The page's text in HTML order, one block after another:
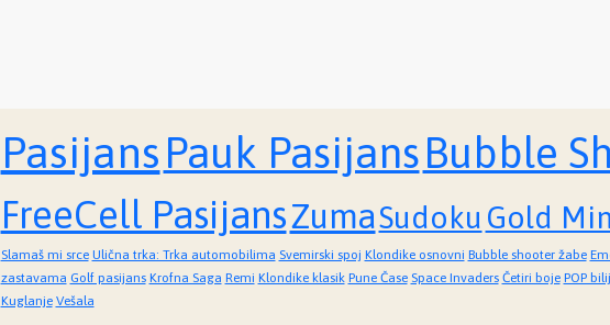
Pasijans Pauk PasijansBubble
FreeCell PasijansZumaSudoku Gold
Slamaš mi srce Ulična trka: Trka automobilima Svemirski spoj Klondike osnovni Bubble shooter žabe
zastavama Golf pasijans Krofna Saga Remi Klondike klasik Pune Čase Space Invaders Četiri boje POP
Kuglanje Vešala